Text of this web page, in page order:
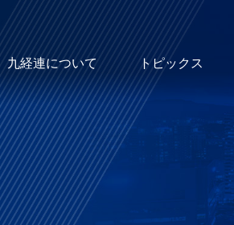
九経連について トピックス